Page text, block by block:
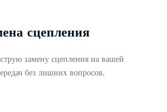
сцепления
замену сцепления на вашей
без лишних вопросов.